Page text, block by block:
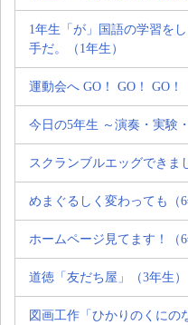
1年生「が」国語の学習を
手だ。（1年生）
運動会へ GO！ GO！ GO！
今日の5年生 ～演奏・実験
スクランブルエッグできま
めまぐるしく変わっても（6
ホームページ見てます！（6
道徳「友だち屋」（3年生）
図画工作「ひかりのくにの